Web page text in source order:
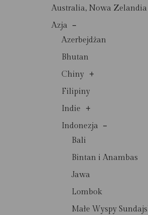
Australia, Nowa Zelandia
Azja -
Azerbejdżan
Bhutan
Chiny +
Filipiny
Indie
+
Indonezja -
Bali
Bintan i Anambas
Jawa
Lombok
Małe Wyspy